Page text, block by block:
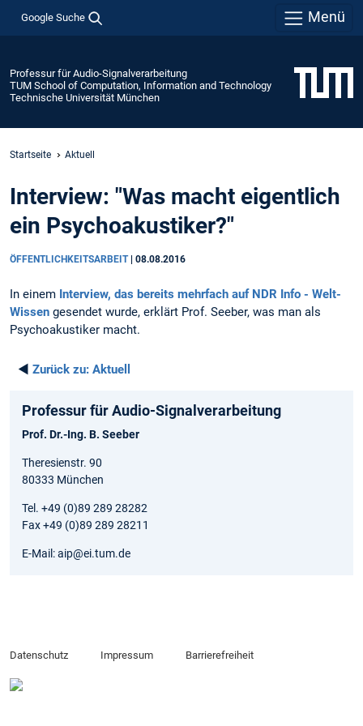
Google Suche Menü
Professur für Audio-Signalverarbeitung
TUM School of Computation, Information and Technology
Technische Universität München
Startseite Aktuell
Interview: "Was macht eigentlich
ein Psychoakustiker?"
ÖFFENTLICHKEITSARBEIT 08.08.2016
In einem Interview, das bereits mehrfach auf NDR Info - Welt-
Wissen gesendet wurde, erklärt Prof. Seeber, was man als
Psychoakustiker macht.
◄ Zurück zu: Aktuell
Professur für Audio-Signalverarbeitung
Prof. Dr.-Ing. B. Seeber
Theresienstr. 90
80333 München
Tel. +49 (0)89 289 28282
Fax +49 (0)89 289 28211
E-Mail: aip@ei.tum.de
Datenschutz Impressum Barrierefreiheit